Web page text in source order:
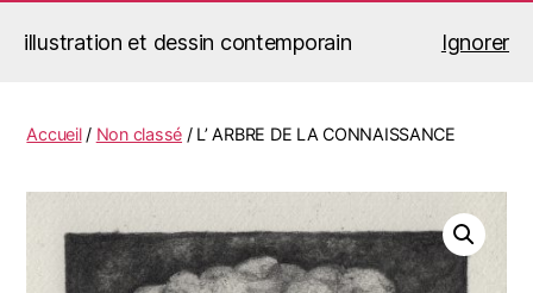
illustration et dessin contemporain Ignorer
Jérémy Le Corvaisier
Accueil/ Non classé / L’ ARBRE DE LA CONNAISSANCE